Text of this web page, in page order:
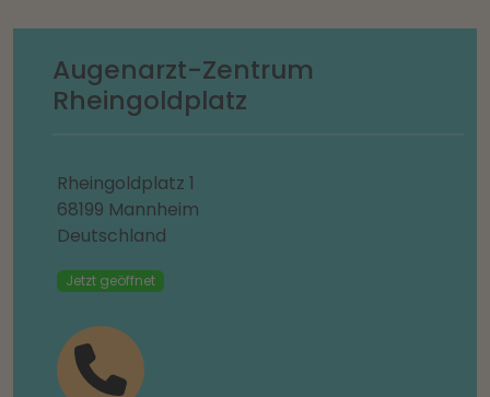
Augenarzt-Zentrum
Rheingoldplatz
Rheingoldplatz 1
68199 Mannheim
Deutschland
Jetzt geöffnet